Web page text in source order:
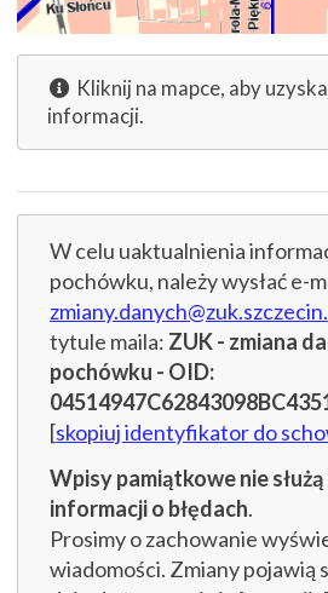
Kliknij na mapce, aby
informacji.
W celu uaktualnienia
pochówku, należy wysłać e-
tytule maila: ZUK - zmiana
pochówku - OID:
[skopiuj identyfikator do
Wpisy pamiątkowe nie służą
informacji o błędach.
Prosimy o zachowanie
wiadomości. Zmiany pojawią